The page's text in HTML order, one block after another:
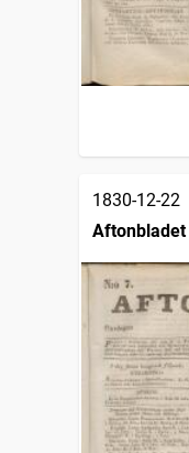
1830-12-22
Aftonbladet